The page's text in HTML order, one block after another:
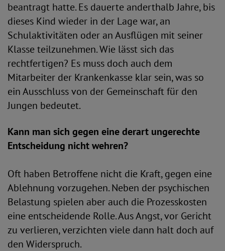
beantragt hatte. Es dauerte anderthalb Jahre, bis
dieses Kind wieder in der Lage war, an
Schulaktivitäten oder an Ausflügen mit seiner
Klasse teilzunehmen. Wie lässt sich das
rechtfertigen? Es muss doch auch dem
Mitarbeiter der Krankenkasse klar sein, was so
ein Ausschluss von der Gemeinschaft für den
Jungen bedeutet.
Kann man sich gegen eine derart ungerechte
Entscheidung nicht wehren?
Oft haben Betroffene nicht die Kraft, gegen eine
Ablehnung vorzugehen. Neben der psychischen
Belastung spielen aber auch die Prozesskosten
eine entscheidende Rolle. Aus Angst, vor Gericht
zu verlieren, verzichten viele dann halt doch auf
den Widerspruch.